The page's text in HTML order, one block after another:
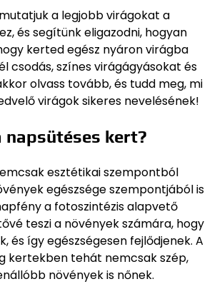
a legjobb virágokat a
és segítünk eligazodni, hogyan
kerted egész nyáron virágba
csodás, színes virágágyásokat és
olvass tovább, és tudd meg, mi
virágok sikeres nevelésének!
kert?
esztétikai szempontból
egészsége szempontjából is
a fotoszintézis alapvető
teszi a növények számára, hogy
és így egészségesen fejlődjenek. A
kertekben tehát nemcsak szép,
növények is nőnek.